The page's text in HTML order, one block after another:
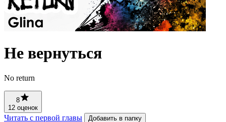
Не вернуться
No return
8
12 оценок
Читать с первой главы Добавить в папку